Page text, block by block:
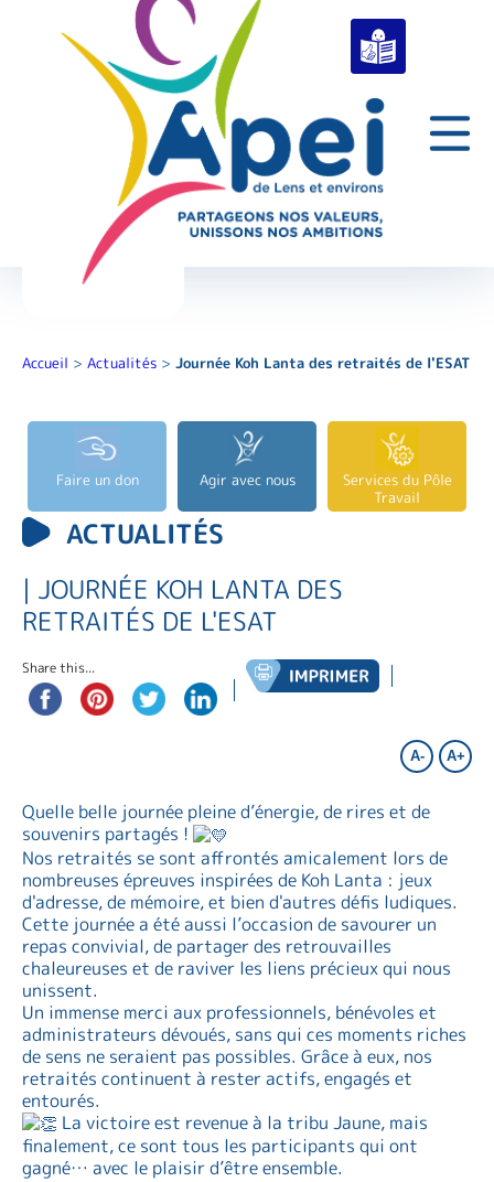
Accueil > Actualités > Journée Koh Lanta des retraités de l'ESAT
Faire un don Agir avec nous
Services du Pôle
Travail
ACTUALITÉS
| JOURNÉE KOH LANTA DES
RETRAITÉS DE L'ESAT
Share this...
A- A+
Quelle belle journée pleine d’énergie, de rires et de
souvenirs partagés !
Nos retraités se sont affrontés amicalement lors de
nombreuses épreuves inspirées de Koh Lanta : jeux
d'adresse, de mémoire, et bien d'autres défis ludiques.
Cette journée a été aussi l’occasion de savourer un
repas convivial, de partager des retrouvailles
chaleureuses et de raviver les liens précieux qui nous
unissent.
Un immense merci aux professionnels, bénévoles et
administrateurs dévoués, sans qui ces moments riches
de sens ne seraient pas possibles. Grâce à eux, nos
retraités continuent à rester actifs, engagés et
entourés.
La victoire est revenue à la tribu Jaune, mais
finalement, ce sont tous les participants qui ont
gagné… avec le plaisir d’être ensemble.